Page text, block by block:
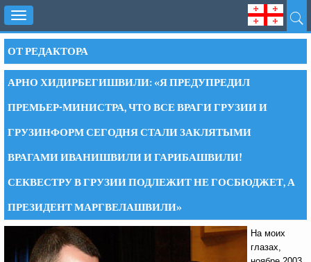
Toggle
navigation
ОТ РЕДАКТОРА
АРНО ХИДИРБЕГИШВИЛИ: «Я ПРЕДУПРЕДИЛ
ПРЕМЬЕР-МИНИСТРА, ЧТО ВСЕ ВРАГИ ГРУЗИИ И
ГРУЗИНФОРМ СЕГОДНЯ СТАЛИ ЗАКЛЯТЫМИ
ВРАГАМИ ИВАНИШВИЛИ И ГАРИБАШВИЛИ!
СЕКВЕСТРУ В ГРУЗИИ ПОДЛЕЖИТ НЕ ГОСБЮДЖЕТ, А
ПРЕЗИДЕНТ МАРГВЕЛАШВИЛИ»
На моих
глазах,